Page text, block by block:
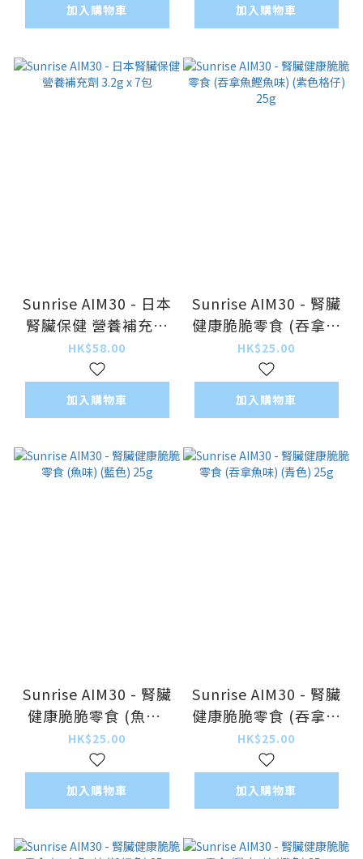
加入購物車 加入購物車
Sunrise AIM30 - 日本
腎臟保健 營養補充劑
3.2g x 7包
HK$58.00
加入購物車
Sunrise AIM30 - 腎臟
健康脆脆零食 (吞拿魚
鰹魚味) (紫色格仔)
25g
HK$25.00
加入購物車
Sunrise AIM30 - 腎臟
健康脆脆零食 (魚味)
(藍色) 25g
HK$25.00
加入購物車
Sunrise AIM30 - 腎臟
健康脆脆零食 (吞拿魚
味) (青色) 25g
HK$25.00
加入購物車